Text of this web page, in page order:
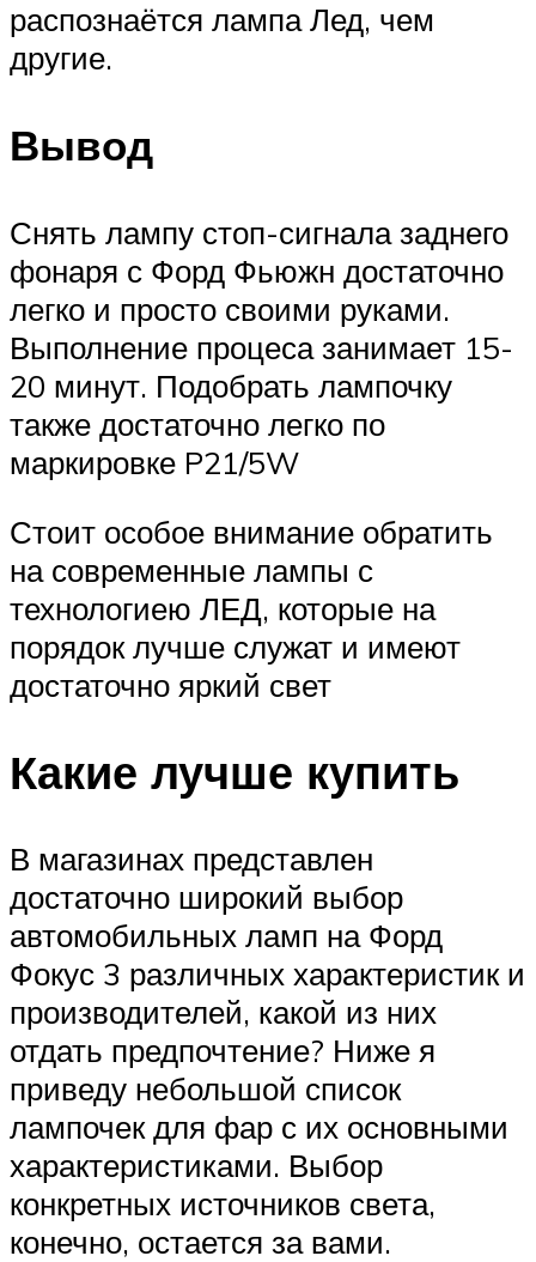
распознаётся лампа Лед, чем
другие.
Вывод
Снять лампу стоп-сигнала заднего
фонаря с Форд Фьюжн достаточно
легко и просто своими руками.
Выполнение процеса занимает 15-
20 минут. Подобрать лампочку
также достаточно легко по
маркировке P21/5W
Стоит особое внимание обратить
на современные лампы с
технологиею ЛЕД, которые на
порядок лучше служат и имеют
достаточно яркий свет
Какие лучше купить
В магазинах представлен
достаточно широкий выбор
автомобильных ламп на Форд
Фокус 3 различных характеристик и
производителей, какой из них
отдать предпочтение? Ниже я
приведу небольшой список
лампочек для фар с их основными
характеристиками. Выбор
конкретных источников света,
конечно, остается за вами.